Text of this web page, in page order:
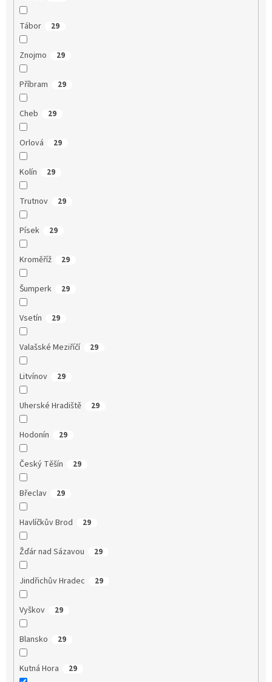
Tábor 29
Znojmo 29
Příbram 29
Cheb 29
Orlová 29
Kolín 29
Trutnov 29
Písek 29
Kroměříž 29
Šumperk 29
Vsetín 29
Valašské Meziříčí 29
Litvínov 29
Uherské Hradiště 29
Hodonín 29
Český Těšín 29
Břeclav 29
Havlíčkův Brod 29
Žďár nad Sázavou 29
Jindřichův Hradec 29
Vyškov 29
Blansko 29
Kutná Hora 29